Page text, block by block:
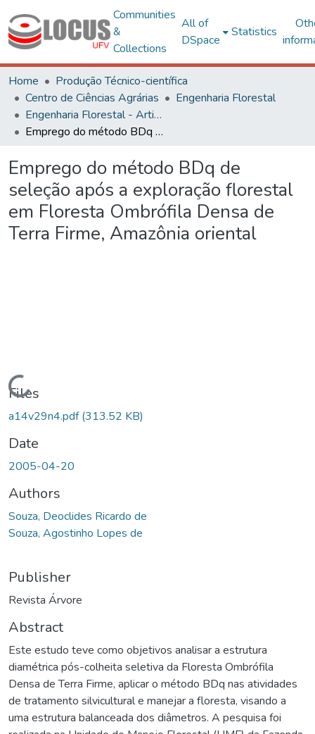
Communities
&
Collections
All of
DSpace
Statistics
Home
Produção Técnico-científica
Centro de Ciências Agrárias
Engenharia Florestal
Engenharia Florestal - Artigos
Emprego do método BDq de seleção após a exploração florestal em Floresta Ombrófila Densa de Terra Firme, Amazônia oriental
Emprego do método BDq de
seleção após a exploração florestal
em Floresta Ombrófila Densa de
Terra Firme, Amazônia oriental
Loading...
Files
a14v29n4.pdf(313.52 KB)
Date
2005-04-20
Authors
Souza, Deoclides Ricardo de
Souza, Agostinho Lopes de
Publisher
Revista Árvore
Abstract
Este estudo teve como objetivos analisar a estrutura
diamétrica pós-colheita seletiva da Floresta Ombrófila
Densa de Terra Firme, aplicar o método BDq nas atividades
de tratamento silvicultural e manejar a floresta, visando a
uma estrutura balanceada dos diâmetros. A pesquisa foi